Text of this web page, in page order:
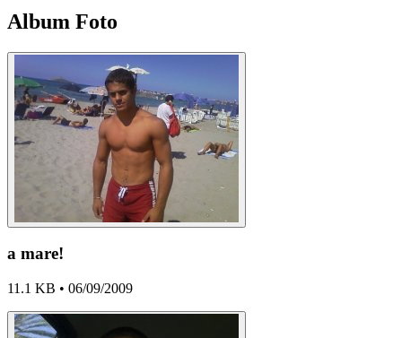
Album Foto
a mare!
11.1 KB • 06/09/2009